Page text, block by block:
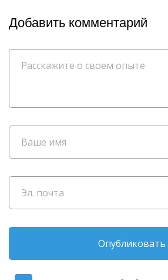
Добавить комментарий
Опубликовать